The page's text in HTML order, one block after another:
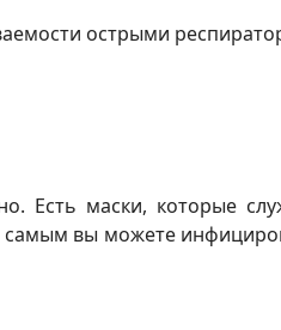
острыми
Есть маски, которые
самым вы можете